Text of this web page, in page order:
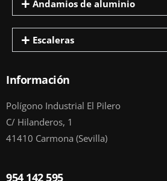
Andamios de aluminio
Escaleras
Información
Polígono Industrial El Pilero
C/ Hilanderos, 1
41410 Carmona (Sevilla)
954 142 595